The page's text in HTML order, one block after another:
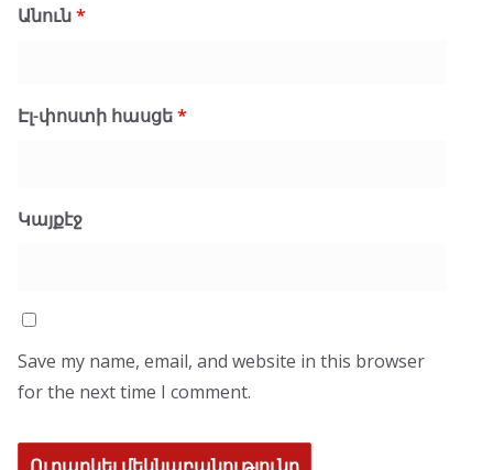
Անուն*
Էլ-փոստի հասցե*
Կայքէջ
Save my name, email, and website in this browser
for the next time I comment.